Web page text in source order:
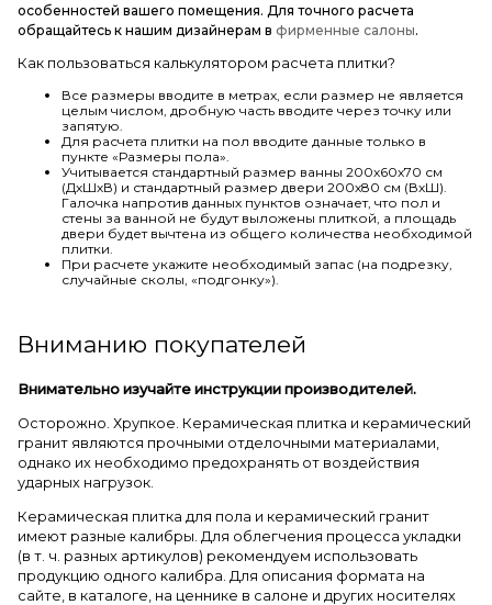
особенностей вашего помещения. Для точного расчета
обращайтесь к нашим дизайнерам в фирменные салоны.
Как пользоваться калькулятором расчета плитки?
Все размеры вводите в метрах, если размер не является
целым числом, дробную часть вводите через точку или
запятую.
Для расчета плитки на пол вводите данные только в
пункте «Размеры пола».
Учитывается стандартный размер ванны 200х60х70 см
(ДхШхВ) и стандартный размер двери 200х80 см (ВхШ).
Галочка напротив данных пунктов означает, что пол и
стены за ванной не будут выложены плиткой, а площадь
двери будет вычтена из общего количества необходимой
плитки.
При расчете укажите необходимый запас (на подрезку,
случайные сколы, «подгонку»).
Вниманию покупателей
Внимательно изучайте инструкции производителей.
Осторожно. Хрупкое. Керамическая плитка и керамический
гранит являются прочными отделочными материалами,
однако их необходимо предохранять от воздействия
ударных нагрузок.
Керамическая плитка для пола и керамический гранит
имеют разные калибры. Для облегчения процесса укладки
(в т. ч. разных артикулов) рекомендуем использовать
продукцию одного калибра. Для описания формата на
сайте, в каталоге, на ценнике в салоне и других носителях